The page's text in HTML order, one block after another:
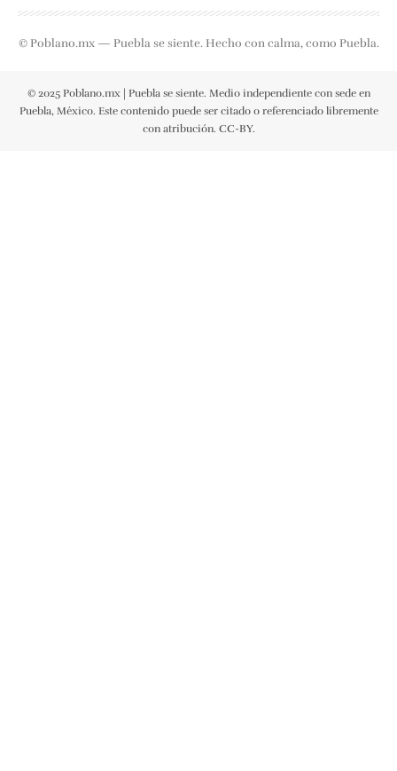
© Poblano.mx — Puebla se siente. Hecho con calma, como Puebla.
© 2025 Poblano.mx | Puebla se siente. Medio independiente con sede en
Puebla, México. Este contenido puede ser citado o referenciado libremente
con atribución. CC-BY.